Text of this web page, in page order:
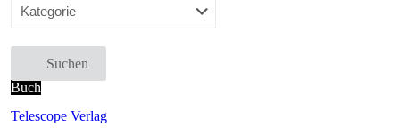
Suchen
Buch
Telescope Verlag